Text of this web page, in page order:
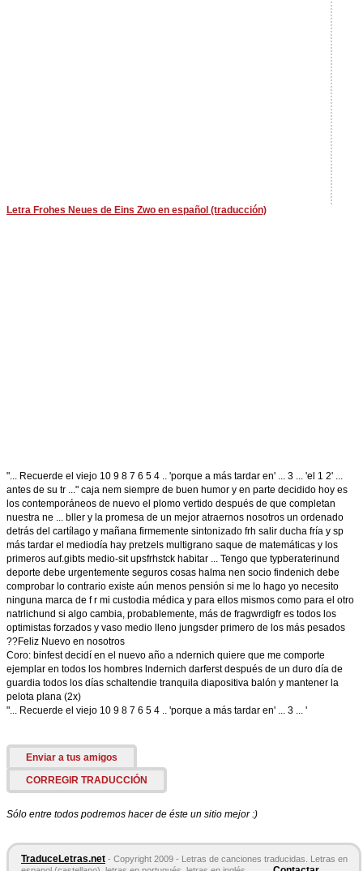
Letra Frohes Neues de Eins Zwo en español (traducción)
"... Recuerde el viejo 10 9 8 7 6 5 4 .. 'porque a más tardar en' ... 3 ... 'el 1 2' ...
antes de su tr ..." caja nem siempre de buen humor y en parte decidido hoy es
los contemporáneos de nuevo el plomo vertido después de que completan
nuestra ne ... bller y la promesa de un mejor atraernos nosotros un ordenado
detrás del cartílago y mañana firmemente sintonizado frh salir ducha fría y sp
más tardar el mediodía hay pretzels multigrano saque de matemáticas y los
primeros auf.gibts medio-sit upsfrhstck habitar ... Tengo que typberaterinund
deporte debe urgentemente seguros cosas halma nen socio findenich debe
comprobar lo contrario existe aún menos pensión si me lo hago yo necesito
ninguna marca de f r mi custodia médica y para ellos mismos como para el otro
natrlichund si algo cambia, probablemente, más de fragwrdigfr es todos los
optimistas forzados y vaso medio lleno jungsder primero de los más pesados
??Feliz Nuevo en nosotros
Coro: binfest decidí en el nuevo año a ndernich quiere que me comporte
ejemplar en todos los hombres lndernich darferst después de un duro día de
guardia todos los días schaltendie tranquila diapositiva balón y mantener la
pelota plana (2x)
"... Recuerde el viejo 10 9 8 7 6 5 4 .. 'porque a más tardar en' ... 3 ... '
Enviar a tus amigos
CORREGIR TRADUCCIÓN
Sólo entre todos podremos hacer de éste un sitio mejor :)
TraduceLetras.net - Copyright 2009 - Letras de canciones traducidas. Letras en